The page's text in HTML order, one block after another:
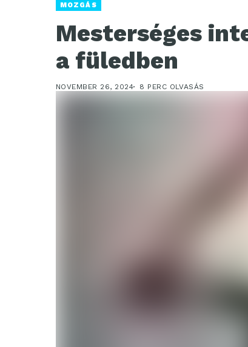
MOZGÁS
Mesterséges
a füledben
NOVEMBER 26, 2024 8 PERC OLVASÁS